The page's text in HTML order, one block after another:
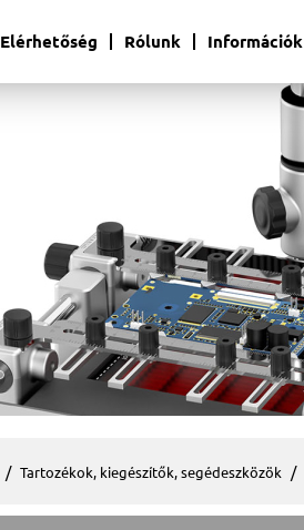
Elérhetőség Rólunk Információk
Tartozékok, kiegészítők, segédeszközök